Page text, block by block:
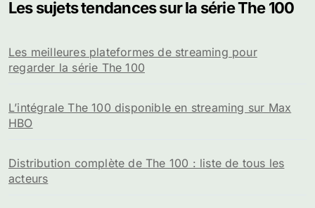
Les sujets tendances sur la série The 100
Les meilleures plateformes de streaming pour
regarder la série The 100
L’intégrale The 100 disponible en streaming sur Max
HBO
Distribution complète de The 100 : liste de tous les
acteurs